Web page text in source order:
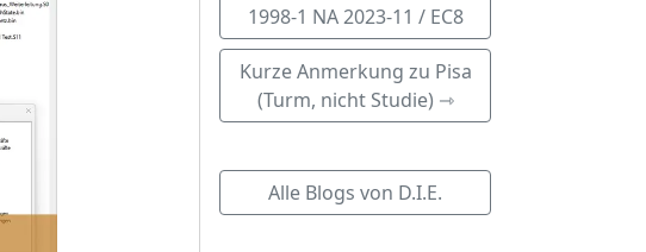
1998-1 NA 2023-11 / EC8
Kurze Anmerkung zu Pisa
(Turm, nicht Studie) ⇾
Alle Blogs von D.I.E.